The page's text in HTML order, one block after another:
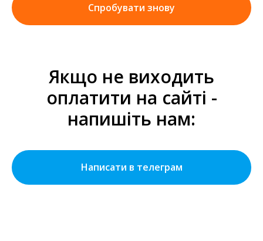
Спробувати знову
Якщо не виходить
оплатити на сайті -
напишіть нам:
Написати в телеграм